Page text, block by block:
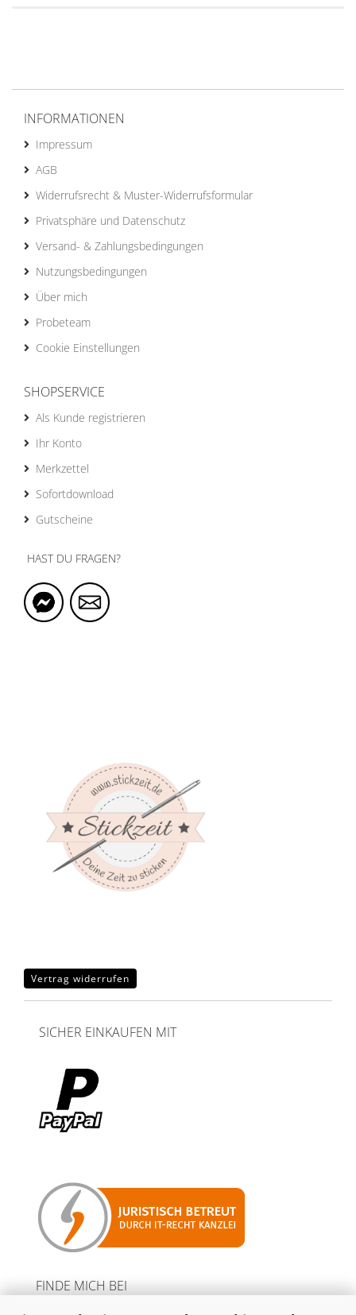
INFORMATIONEN
Impressum
AGB
Widerrufsrecht & Muster-Widerrufsformular
Privatsphäre und Datenschutz
Versand- & Zahlungsbedingungen
Nutzungsbedingungen
Über mich
Probeteam
Cookie Einstellungen
SHOPSERVICE
Als Kunde registrieren
Ihr Konto
Merkzettel
Sofortdownload
Gutscheine
HAST DU FRAGEN?
Vertrag widerrufen
SICHER EINKAUFEN MIT
FINDE MICH BEI